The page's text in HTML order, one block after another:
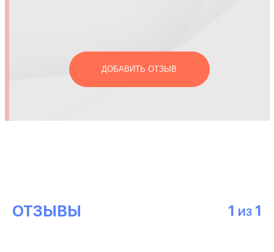
ДОБАВИТЬ ОТЗЫВ
ОТЗЫВЫ 1 ИЗ 1